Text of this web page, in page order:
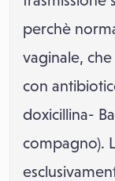
perchè
vaginale,
con
doxicillina-
compagno).